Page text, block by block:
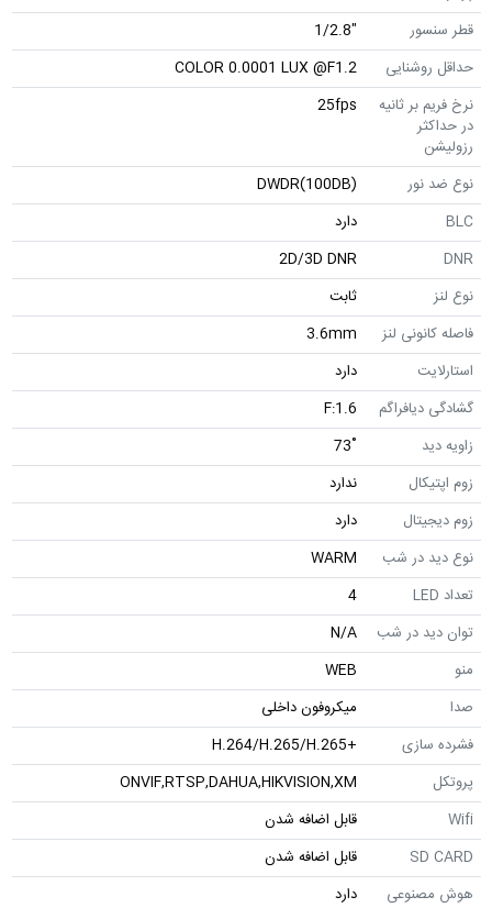
قطر سنسور
"1/2.8
حداقل روشنایی
COLOR 0.0001 LUX @F1.2
نرخ فریم بر ثانیه
در حداکثر
رزولیشن
25fps
نوع ضد نور
DWDR(100DB)
BLC
دارد
DNR
2D/3D DNR
نوع لنز
ثابت
فاصله کانونی لنز
3.6mm
استارلایت
دارد
گشادگی دیافراگم
F:1.6
زاویه دید
˚73
زوم اپتیکال
ندارد
زوم دیجیتال
دارد
نوع دید در شب
WARM
تعداد LED
4
توان دید در شب
N/A
منو
WEB
صدا
میکروفون داخلی
فشرده سازی
+H.264/H.265/H.265
پروتکل
ONVIF,RTSP,DAHUA,HIKVISION,XM
Wifi
قابل اضافه شدن
SD CARD
قابل اضافه شدن
هوش مصنوعی
دارد